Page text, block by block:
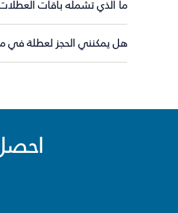
ما الذي تشمله باقات
هل يمكنني الحجز لعطلة في